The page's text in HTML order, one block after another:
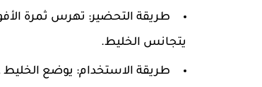
طريقة التحضير: تهرس ثمرة
يتجانس الخليط.
طريقة الاستخدام: يوضع